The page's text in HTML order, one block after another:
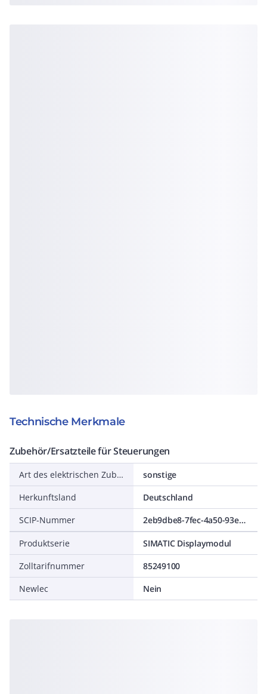
Technische Merkmale
Zubehör/Ersatzteile für Steuerungen
Art des elektrischen Zubehörs
sonstige
Herkunftsland
Deutschland
SCIP-Nummer
2eb9dbe8-7fec-4a50-93ed-73cf638ff0ec
Produktserie
SIMATIC Displaymodul
Zolltarifnummer
85249100
Newlec
Nein